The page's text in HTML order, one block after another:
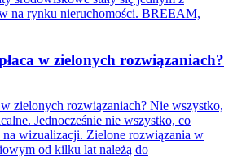
na rynku nieruchomości. BREEAM,
w zielonych rozwiązaniach?
w zielonych rozwiązaniach? Nie wszystko,
Jednocześnie nie wszystko, co
na wizualizacji. Zielone rozwiązania w
od kilku lat należą do